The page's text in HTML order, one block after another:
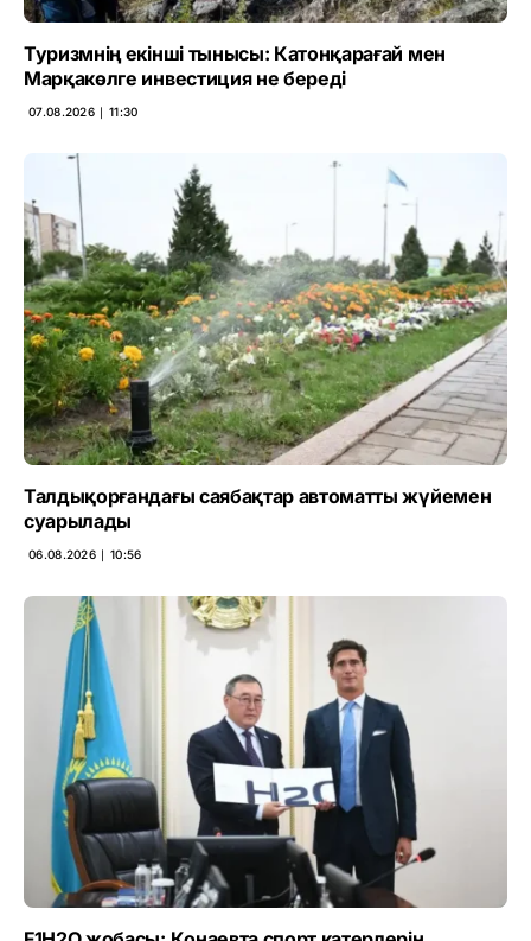
Туризмнің екінші тынысы: Катонқарағай мен
Марқакөлге инвестиция не береді
07.08.2026 ∣ 11:30
Талдықорғандағы саябақтар автоматты жүйемен
суарылады
06.08.2026 ∣ 10:56